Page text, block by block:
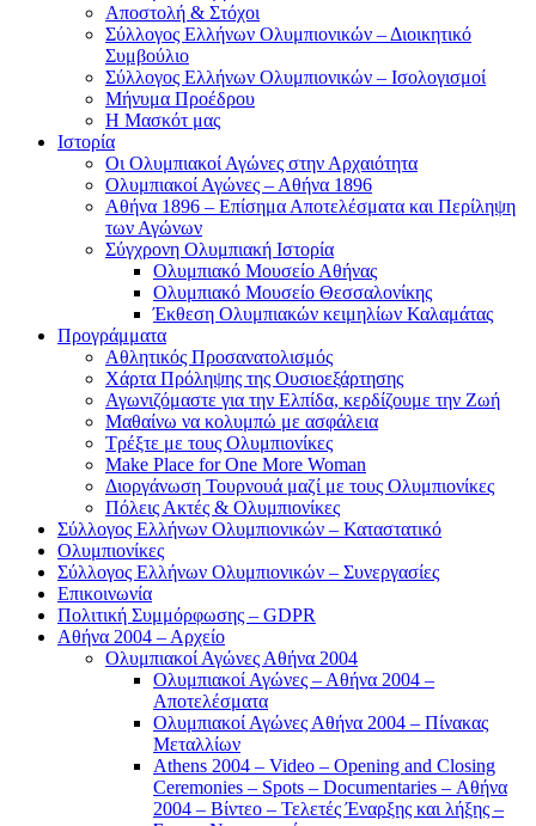
Αποστολή & Στόχοι
Σύλλογος Ελλήνων Ολυμπιονικών – Διοικητικό
Συμβούλιο
Σύλλογος Ελλήνων Ολυμπιονικών – Ισολογισμοί
Μήνυμα Προέδρου
Η Μασκότ μας
Ιστορία
Οι Ολυμπιακοί Αγώνες στην Αρχαιότητα
Ολυμπιακοί Αγώνες – Αθήνα 1896
Αθήνα 1896 – Επίσημα Αποτελέσματα και Περίληψη
των Αγώνων
Σύγχρονη Ολυμπιακή Ιστορία
Ολυμπιακό Μουσείο Αθήνας
Ολυμπιακό Μουσείο Θεσσαλονίκης
Έκθεση Ολυμπιακών κειμηλίων Καλαμάτας
Προγράμματα
Αθλητικός Προσανατολισμός
Χάρτα Πρόληψης της Ουσιοεξάρτησης
Αγωνιζόμαστε για την Ελπίδα, κερδίζουμε την Ζωή
Μαθαίνω να κολυμπώ με ασφάλεια
Τρέξτε με τους Ολυμπιονίκες
Make Place for One More Woman
Διοργάνωση Τουρνουά μαζί με τους Ολυμπιονίκες
Πόλεις Ακτές & Ολυμπιονίκες
Σύλλογος Ελλήνων Ολυμπιονικών – Καταστατικό
Ολυμπιονίκες
Σύλλογος Ελλήνων Ολυμπιονικών – Συνεργασίες
Επικοινωνία
Πολιτική Συμμόρφωσης – GDPR
Αθήνα 2004 – Αρχείο
Ολυμπιακοί Αγώνες Αθήνα 2004
Ολυμπιακοί Αγώνες – Αθήνα 2004 –
Αποτελέσματα
Ολυμπιακοί Αγώνες Αθήνα 2004 – Πίνακας
Μεταλλίων
Athens 2004 – Video – Opening and Closing
Ceremonies – Spots – Documentaries – Αθήνα
2004 – Βίντεο – Τελετές Έναρξης και λήξης –